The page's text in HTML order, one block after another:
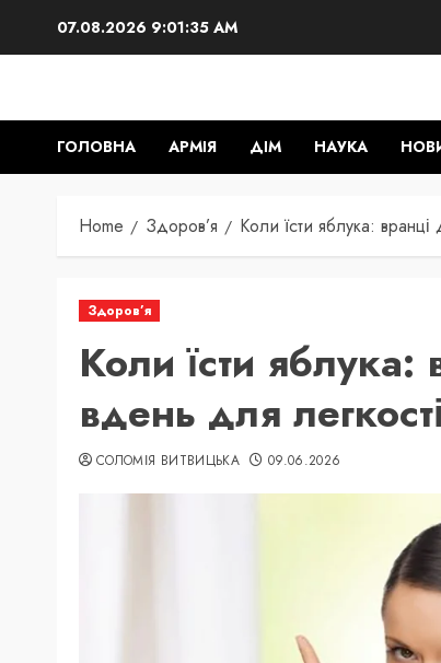
07.08.2026 9:01:37 AM
ГОЛОВНА АРМІЯ ДІМ НАУКА
Home Здоров’я Коли їсти яблука:
Здоров’я
Коли їсти яблука:
вдень для
СОЛОМІЯ ВИТВИЦЬКА 09.06.2026